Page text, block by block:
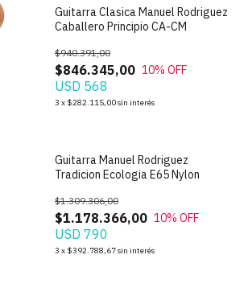
Guitarra Clasica Manuel Rodriguez
Caballero Principio CA-CM
$846.345,00
$940.391,00
10% OFF
USD 568
3 x $282.115,00sin interés
Guitarra Manuel Rodriguez
Tradicion Ecologia E65 Nylon
$1.178.366,00
$1.309.306,00
10% OFF
USD 790
3 x $392.788,67sin interés